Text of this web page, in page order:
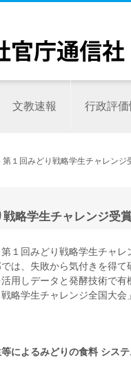
文教速報 行政評価
第１回みどり戦略学生チャレン
戦略学生チャレンジ受
１回みどり戦略学生チャ
は、失敗から気付きを得
活用しデータと発酵技術で
戦略学生チャレンジ全国大会
によるみどりの食料 シス